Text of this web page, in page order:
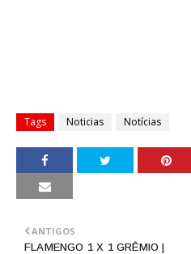
Tags Noticias Notícias
ANTIGOS
FLAMENGO 1 X 1 GRÊMIO |